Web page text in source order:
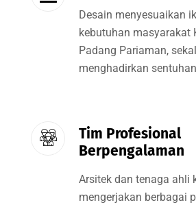
Desain menyesuaikan
kebutuhan masyarakat
Padang Pariaman,
menghadirkan
Tim Profesional
Berpengalaman
Arsitek dan tenaga ahli
mengerjakan berbagai